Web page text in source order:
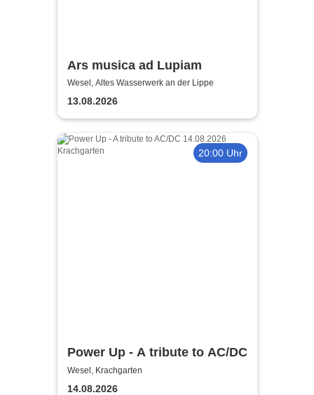
Ars musica ad Lupiam
Wesel, Altes Wasserwerk an der Lippe
13.08.2026
20:00 Uhr
Power Up - A tribute to AC/DC
Wesel, Krachgarten
14.08.2026